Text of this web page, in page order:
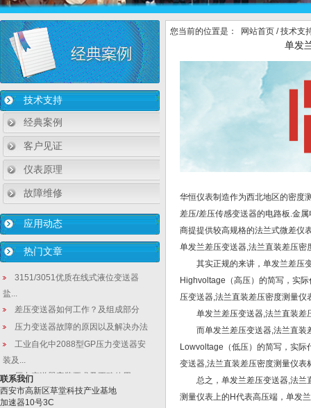
技术支持
经典案例
客户见证
仪表原理
故障维修
应用动态
热门文章
3151/3051优质在线式液位变送器
盐...
差压变送器如何工作？及组成部分
压力变送器故障的原因以及解决办法
工业自化中2088型GP压力变送器安
装及...
压力变送器安装要求及正确使用
联系我们
西安市高新区草堂科技产业基地
加速器10号3C
您当前的位置是： 网站首页 /技术支
单发
华恒仪表制造作为西北地区的密度
差压/差压传感变送器的电路板.金
商提提供较高规格的法兰式微差仪
单发兰差压变送器,法兰直装差压密
其实正规的来讲，单发兰差压变
Highvoltage（高压）的简写，实
压变送器,法兰直装差压密度测量仪
单发兰差压变送器,法兰直装差
而单发兰差压变送器,法兰直装
Lowvoltage（低压）的简写，实
变送器,法兰直装差压密度测量仪表
总之，单发兰差压变送器,法兰直
测量仪表上的H代表高压端，单发